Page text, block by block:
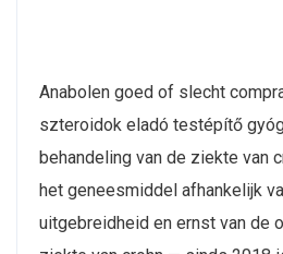
Anabolen goed of slecht
szteroidok eladó testépítő
behandeling van de ziekte van
het geneesmiddel afhankelijk
uitgebreidheid en ernst van de